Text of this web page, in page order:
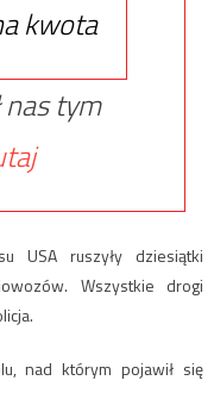
kwota
tym
USA ruszyły dziesiątki
Wszystkie drogi
nad którym pojawił się